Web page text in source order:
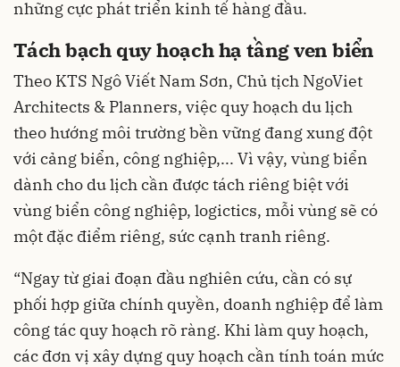
những cực phát triển kinh tế hàng đầu.
Tách bạch quy hoạch hạ tầng ven biển
Theo KTS Ngô Viết Nam Sơn, Chủ tịch NgoViet
Architects & Planners, việc quy hoạch du lịch
theo hướng môi trường bền vững đang xung đột
với cảng biển, công nghiệp,... Vì vậy, vùng biển
dành cho du lịch cần được tách riêng biệt với
vùng biển công nghiệp, logictics, mỗi vùng sẽ có
một đặc điểm riêng, sức cạnh tranh riêng.
“Ngay từ giai đoạn đầu nghiên cứu, cần có sự
phối hợp giữa chính quyền, doanh nghiệp để làm
công tác quy hoạch rõ ràng. Khi làm quy hoạch,
các đơn vị xây dựng quy hoạch cần tính toán mức